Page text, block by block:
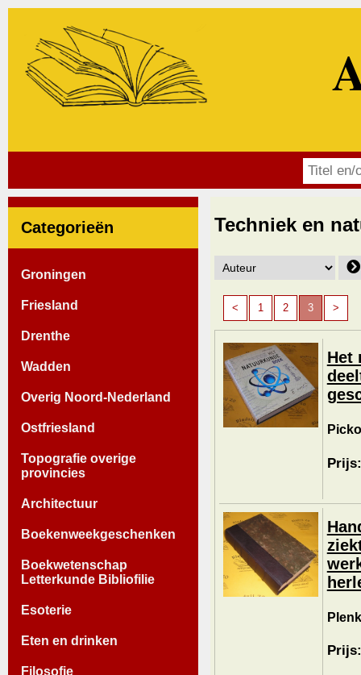
Categorieën
Groningen
Friesland
Drenthe
Wadden
Overig Noord-Nederland
Ostfriesland
Topografie overige
provincies
Architectuur
Boekenweekgeschenken
Boekwetenschap
Letterkunde Bibliofilie
Esoterie
Eten en drinken
Filosofie
Techniek en
< 1 2 3 >
Het